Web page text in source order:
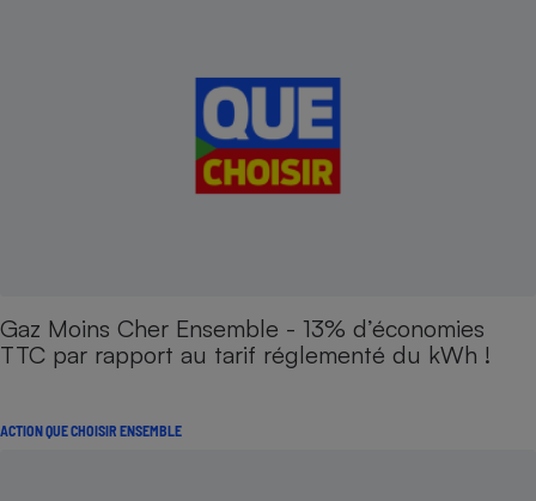
Gaz Moins Cher Ensemble - 13% d’économies
TTC par rapport au tarif réglementé du kWh !
ACTION QUE CHOISIR ENSEMBLE